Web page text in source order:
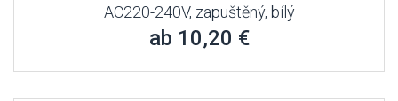
AC220-240V, zapuštěný, bílý
ab 10,20 €